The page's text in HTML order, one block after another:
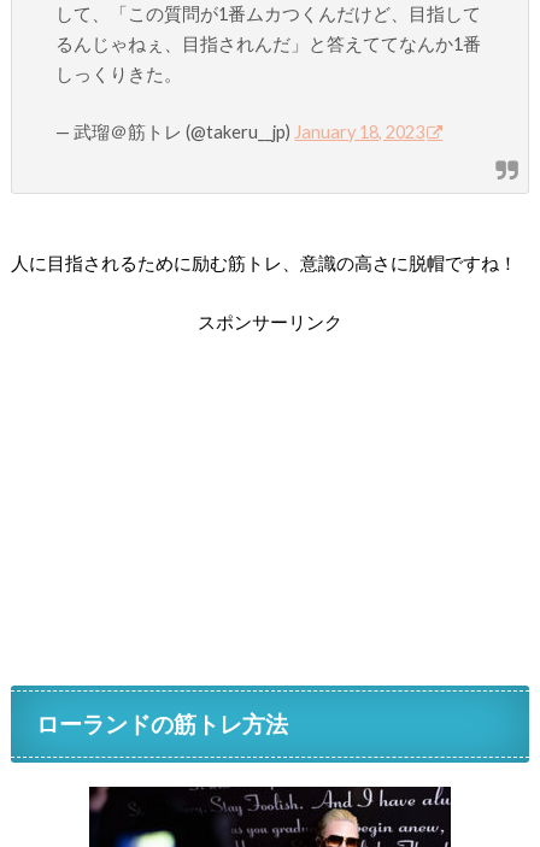
して、「この質問が1番ムカつくんだけど、目指して
るんじゃねぇ、目指されんだ」と答えててなんか1番
しっくりきた。
— 武瑠＠筋トレ (@takeru__jp) January 18, 2023
人に目指されるために励む筋トレ、意識の高さに脱帽ですね！
スポンサーリンク
ローランドの筋トレ方法